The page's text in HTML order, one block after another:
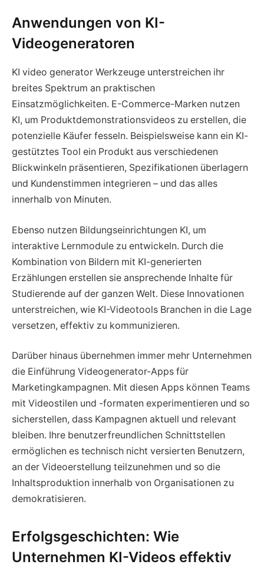
Anwendungen von KI-
Videogeneratoren
KI video generator Werkzeuge unterstreichen ihr
breites Spektrum an praktischen
Einsatzmöglichkeiten. E-Commerce-Marken nutzen
KI, um Produktdemonstrationsvideos zu erstellen, die
potenzielle Käufer fesseln. Beispielsweise kann ein KI-
gestütztes Tool ein Produkt aus verschiedenen
Blickwinkeln präsentieren, Spezifikationen überlagern
und Kundenstimmen integrieren – und das alles
innerhalb von Minuten.
Ebenso nutzen Bildungseinrichtungen KI, um
interaktive Lernmodule zu entwickeln. Durch die
Kombination von Bildern mit KI-generierten
Erzählungen erstellen sie ansprechende Inhalte für
Studierende auf der ganzen Welt. Diese Innovationen
unterstreichen, wie KI-Videotools Branchen in die Lage
versetzen, effektiv zu kommunizieren.
Darüber hinaus übernehmen immer mehr Unternehmen
die Einführung Videogenerator-Apps für
Marketingkampagnen. Mit diesen Apps können Teams
mit Videostilen und -formaten experimentieren und so
sicherstellen, dass Kampagnen aktuell und relevant
bleiben. Ihre benutzerfreundlichen Schnittstellen
ermöglichen es technisch nicht versierten Benutzern,
an der Videoerstellung teilzunehmen und so die
Inhaltsproduktion innerhalb von Organisationen zu
demokratisieren.
Erfolgsgeschichten: Wie
Unternehmen KI-Videos effektiv